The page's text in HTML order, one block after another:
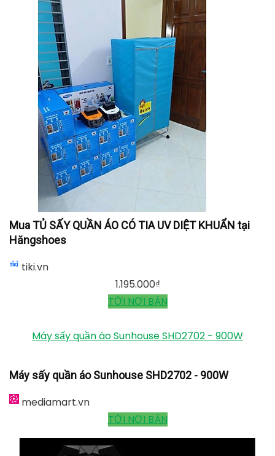
Mua Tủ Sấy Quần Áo Đa Năng Saiko CD-1800 (2100W)
tại Telovietnam
Mua Tủ Sấy Quần Áo Đa Năng Saiko CD-1800
(2100W) tại Telovietnam
tiki.vn
TỚI NƠI BÁN
Mua TỦ SẤY QUẦN ÁO CÓ TIA UV DIỆT KHUẨN tại
Hăngshoes